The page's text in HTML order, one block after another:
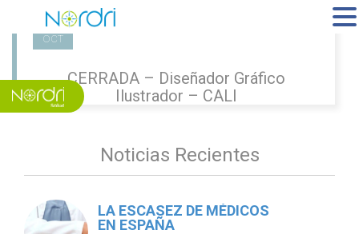
13
OCT
CERRADA – Diseñador Gráfico
Ilustrador – CALI
Noticias Recientes
LA ESCASEZ DE MÉDICOS
EN ESPAÑA